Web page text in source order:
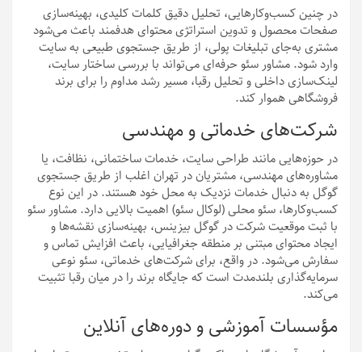
در چنین کسب‌وکارهایی، تحلیل دقیق کلمات کلیدی، بهینه‌سازی
صفحات محصول و تدوین استراتژی محتوای هدفمند باعث می‌شود
مشتری به‌جای تبلیغات پولی، از طریق جستجوی طبیعی به سایت
وارد شود. مشاور سئو حرفه‌ای می‌تواند با بررسی ساختار سایت،
لینک‌سازی داخلی و تحلیل رقبا، مسیر رشد مداوم را برای برند
فروشگاهی هموار کند.
شرکت‌های خدماتی و مهندسی
در حوزه‌هایی مانند طراحی سایت، خدمات ساختمانی، نظافت، یا
مشاوره‌های مهندسی، مشتریان در تهران اغلب از طریق جستجوی
گوگل به دنبال خدمات نزدیک به محل خود هستند. در این نوع
کسب‌وکارها، سئو محلی (لوکال سئو) اهمیت بالایی دارد. مشاور سئو
با ثبت موقعیت شرکت در گوگل بیزینس، بهینه‌سازی نقشه‌ها و
ایجاد محتوای مبتنی بر منطقه جغرافیایی، باعث افزایش تماس و
سفارش می‌شود. در واقع، برای شرکت‌های خدماتی، سئو نوعی
سرمایه‌گذاری بلندمدت است که جایگاه برند را در میان رقبا تثبیت
می‌کند.
مؤسسات آموزشی و دوره‌های آنلاین